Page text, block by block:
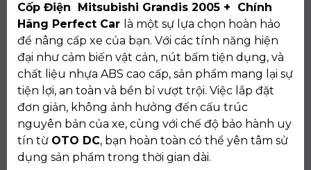
Cốp Điện Mitsubishi Grandis 2005 + Chính
Hãng Perfect Car là một sự lựa chọn hoàn hảo
để nâng cấp xe của bạn. Với các tính năng hiện
đại như cảm biến vật cản, nút bấm tiện dụng, và
chất liệu nhựa ABS cao cấp, sản phẩm mang lại sự
tiện lợi, an toàn và bền bỉ vượt trội. Việc lắp đặt
đơn giản, không ảnh hưởng đến cấu trúc
nguyên bản của xe, cùng với chế độ bảo hành uy
tín từ OTO DC, bạn hoàn toàn có thể yên tâm sử
dụng sản phẩm trong thời gian dài.